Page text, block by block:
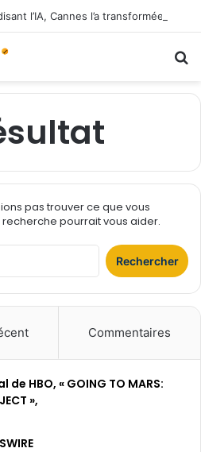
pas trouver ce que vous
pourrait vous aider.
r
e
Commentaires
HBO, « GOING TO MARS:
»,